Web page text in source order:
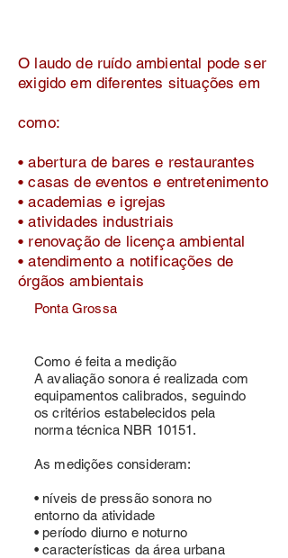
O laudo de ruído ambiental pode ser
exigido em diferentes situações em
como:
• abertura de bares e restaurantes
• casas de eventos e entretenimento
• academias e igrejas
• atividades industriais
• renovação de licença ambiental
• atendimento a notificações de
órgãos ambientais
Ponta Grossa
Como é feita a medição
A avaliação sonora é realizada com
equipamentos calibrados, seguindo
os critérios estabelecidos pela
norma técnica NBR 10151.
As medições consideram:
• níveis de pressão sonora no
entorno da atividade
• período diurno e noturno
• características da área urbana